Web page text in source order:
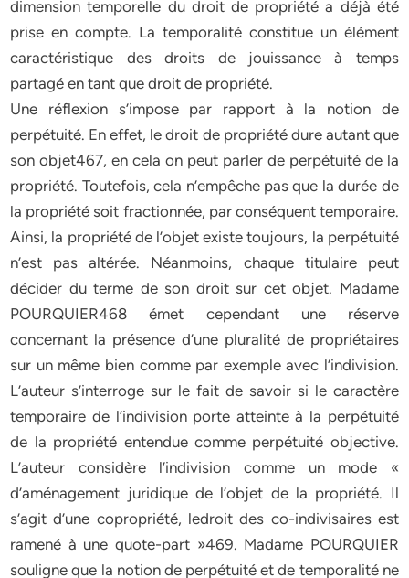
dimension temporelle du droit de propriété a déjà été
prise en compte. La temporalité constitue un élément
caractéristique des droits de jouissance à temps
partagé en tant que droit de propriété.
Une réflexion s’impose par rapport à la notion de
perpétuité. En effet, le droit de propriété dure autant que
son objet467, en cela on peut parler de perpétuité de la
propriété. Toutefois, cela n’empêche pas que la durée de
la propriété soit fractionnée, par conséquent temporaire.
Ainsi, la propriété de l’objet existe toujours, la perpétuité
n’est pas altérée. Néanmoins, chaque titulaire peut
décider du terme de son droit sur cet objet. Madame
POURQUIER468 émet cependant une réserve
concernant la présence d’une pluralité de propriétaires
sur un même bien comme par exemple avec l’indivision.
L’auteur s’interroge sur le fait de savoir si le caractère
temporaire de l’indivision porte atteinte à la perpétuité
de la propriété entendue comme perpétuité objective.
L’auteur considère l’indivision comme un mode «
d’aménagement juridique de l’objet de la propriété. Il
s’agit d’une copropriété, ledroit des co-indivisaires est
ramené à une quote-part »469. Madame POURQUIER
souligne que la notion de perpétuité et de temporalité ne